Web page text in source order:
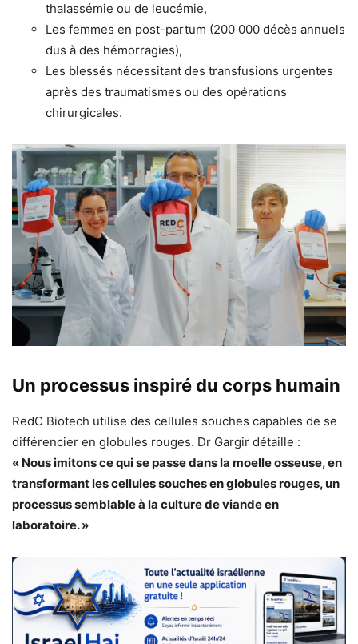
thalassémie ou de leucémie,
Les femmes en post-partum (200 000 décès annuels
dus à des hémorragies),
Les blessés nécessitant des transfusions urgentes
après des traumatismes ou des opérations
chirurgicales.
Un processus inspiré du corps humain
RedC Biotech utilise des cellules souches capables de se
différencier en globules rouges. Dr Gargir détaille :
« Nous imitons ce qui se passe dans la moelle osseuse, en
transformant les cellules souches en globules rouges, un
processus semblable à la culture de viande en
laboratoire. »